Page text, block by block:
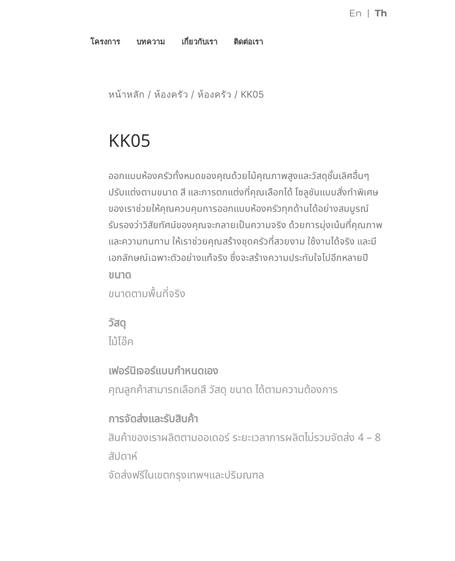
โครงการ บทความ เกี่ยวกับเรา ติดต่อเรา
En Th
หน้าหลัก / ห้องครัว / ห้องครัว / KK05
KK05
ออกแบบห้องครัวทั้งหมดของคุณด้วยไม้คุณภาพสูงและวัสดุชั้นเลิศอื่นๆ
ปรับแต่งตามขนาด สี และการตกแต่งที่คุณเลือกได้ โซลูชันแบบสั่งทำพิเศษ
ของเราช่วยให้คุณควบคุมการออกแบบห้องครัวทุกด้านได้อย่างสมบูรณ์
รับรองว่าวิสัยทัศน์ของคุณจะกลายเป็นความจริง ด้วยการมุ่งเน้นที่คุณภาพ
และความทนทาน ให้เราช่วยคุณสร้างชุดครัวที่สวยงาม ใช้งานได้จริง และมี
เอกลักษณ์เฉพาะตัวอย่างแท้จริง ซึ่งจะสร้างความประทับใจไปอีกหลายปี
ขนาด
ขนาดตามพื้นที่จริง
วัสดุ
ไม้โอ๊ค
เฟอร์นิเจอร์แบบกำหนดเอง
คุณลูกค้าสามารถเลือกสี วัสดุ ขนาด ได้ตามความต้องการ
การจัดส่งและรับสินค้า
สินค้าของเราผลิตตามออเดอร์ ระยะเวลาการผลิตไม่รวมจัดส่ง 4 – 8
สัปดาห์
จัดส่งฟรีในเขตกรุงเทพฯและปริมณฑล